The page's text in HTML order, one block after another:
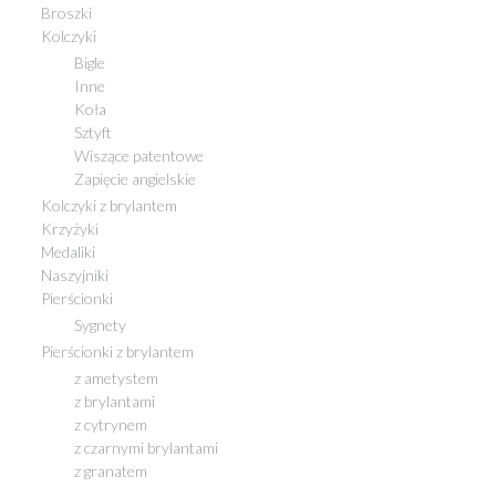
Broszki
Kolczyki
Bigle
Inne
Koła
Sztyft
Wiszące patentowe
Zapięcie angielskie
Kolczyki z brylantem
Krzyżyki
Medaliki
Naszyjniki
Pierścionki
Sygnety
Pierścionki z brylantem
z ametystem
z brylantami
z cytrynem
z czarnymi brylantami
z granatem